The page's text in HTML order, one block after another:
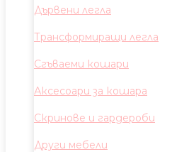
Дървени легла
Трансформиращи легла
Сгъваеми кошари
Аксесоари за кошара
Скринове и гардероби
Други мебели